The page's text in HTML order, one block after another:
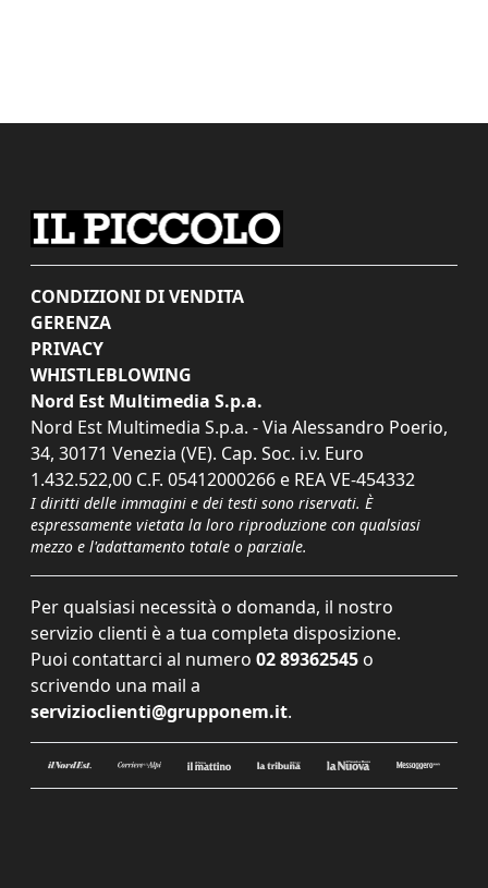
CONDIZIONI DI VENDITA
GERENZA
PRIVACY
WHISTLEBLOWING
Nord Est Multimedia S.p.a.
Nord Est Multimedia S.p.a. - Via Alessandro Poerio,
34, 30171 Venezia (VE). Cap. Soc. i.v. Euro
1.432.522,00 C.F. 05412000266 e REA VE-454332
I diritti delle immagini e dei testi sono riservati. È
espressamente vietata la loro riproduzione con qualsiasi
mezzo e l'adattamento totale o parziale.
Per qualsiasi necessità o domanda, il nostro
servizio clienti è a tua completa disposizione.
Puoi contattarci al numero 02 89362545 o
scrivendo una mail a
servizioclienti@grupponem.it.